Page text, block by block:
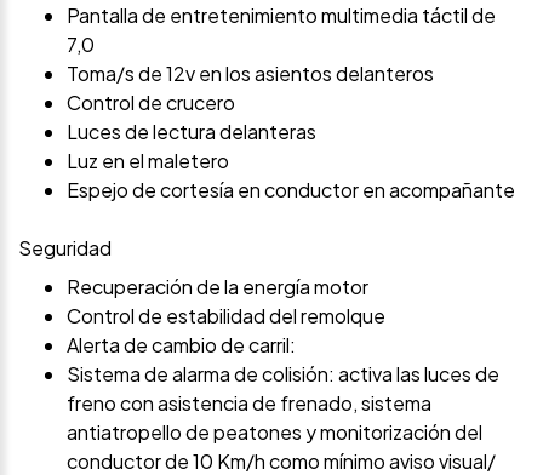
Pantalla de entretenimiento multimedia táctil de
7,0
Toma/s de 12v en los asientos delanteros
Control de crucero
Luces de lectura delanteras
Luz en el maletero
Espejo de cortesía en conductor en acompañante
Seguridad
Recuperación de la energía motor
Control de estabilidad del remolque
Alerta de cambio de carril:
Sistema de alarma de colisión: activa las luces de
freno con asistencia de frenado, sistema
antiatropello de peatones y monitorización del
conductor de 10 Km/h como mínimo aviso visual/